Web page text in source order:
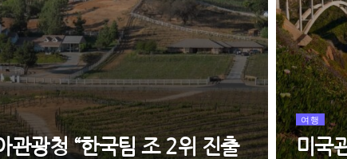
관광청 “한국팀 조 2위 진출
여행
미국